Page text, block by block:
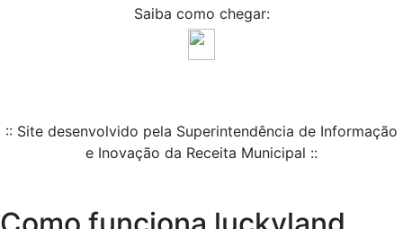
Saiba como chegar:
:: Site desenvolvido pela Superintendência de Informação
e Inovação da Receita Municipal ::